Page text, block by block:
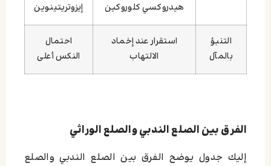
هيدروكسي كلوروكين
إيزوتريتينوين
التنبؤ
بالمآل
استقرار عند إخماد
الالتهاب
احتمال
النكس أعلى
الفرق بين الصلع الندبي والصلع الوراثي
إليك جدول يوضح الفرق بين الصلع الندبي والصلع